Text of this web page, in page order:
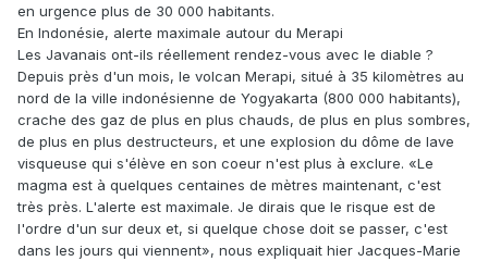
en urgence plus de 30 000 habitants.
En Indonésie, alerte maximale autour du Merapi
Les Javanais ont-ils réellement rendez-vous avec le diable ?
Depuis près d'un mois, le volcan Merapi, situé à 35 kilomètres au
nord de la ville indonésienne de Yogyakarta (800 000 habitants),
crache des gaz de plus en plus chauds, de plus en plus sombres,
de plus en plus destructeurs, et une explosion du dôme de lave
visqueuse qui s'élève en son coeur n'est plus à exclure. «Le
magma est à quelques centaines de mètres maintenant, c'est
très près. L'alerte est maximale. Je dirais que le risque est de
l'ordre d'un sur deux et, si quelque chose doit se passer, c'est
dans les jours qui viennent», nous expliquait hier Jacques-Marie